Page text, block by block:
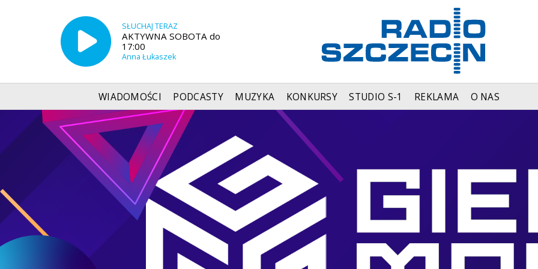
SŁUCHAJ TERAZ
AKTYWNA SOBOTA do
17:00
Anna Łukaszek
WIADOMOŚCI PODCASTY MUZYKA KONKURSY STUDIO S-1 REKLAMA O NAS